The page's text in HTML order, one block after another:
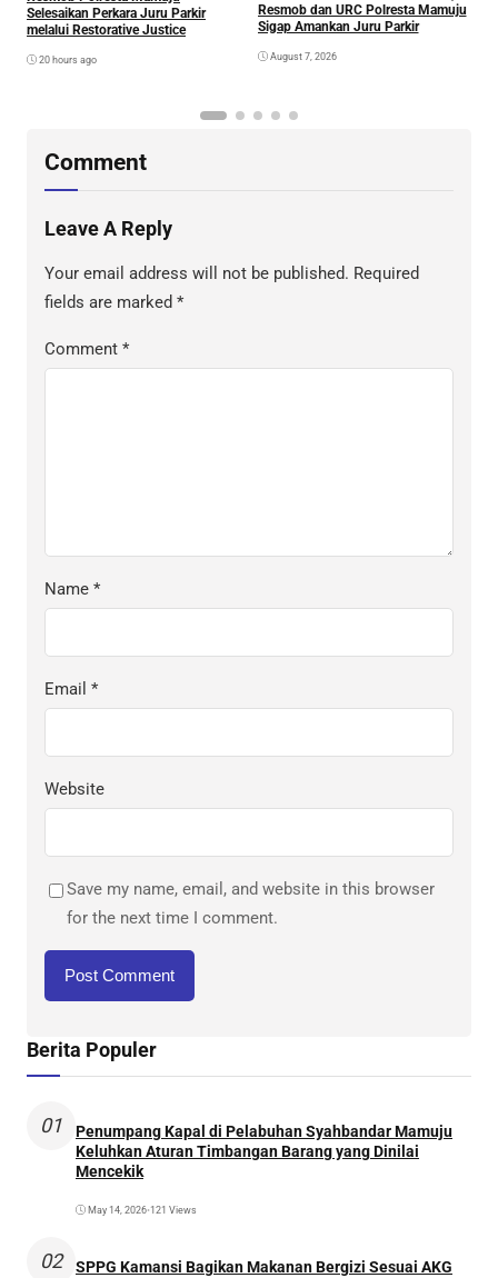
Selesaikan Perkara Juru Parkir
melalui Restorative Justice
20 hours ago
Resmob dan URC Polresta Mamuju
Sigap Amankan Juru Parkir
August 7, 2026
Comment
Leave A Reply
Your email address will not be published. Required
fields are marked *
Comment *
Name *
Email *
Website
Save my name, email, and website in this browser
for the next time I comment.
Berita Populer
01
Penumpang Kapal di Pelabuhan Syahbandar Mamuju
Keluhkan Aturan Timbangan Barang yang Dinilai
Mencekik
May 14, 2026•121 Views
02 SPPG Kamansi Bagikan Makanan Bergizi Sesuai AKG